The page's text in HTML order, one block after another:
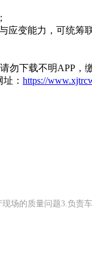
应变能力，可统筹
请勿下载不明APP
址： https://
场的质量问题3.负责